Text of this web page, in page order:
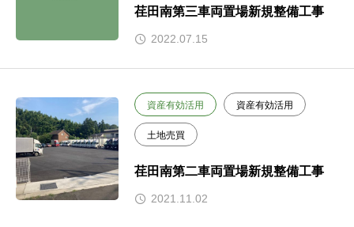
荏田南第三車両置場新規整備工事
2022.07.15
資産有効活用 資産有効活用
土地売買
荏田南第二車両置場新規整備工事
2021.11.02